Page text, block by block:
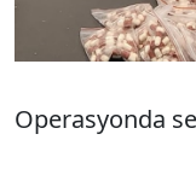
Operasyonda